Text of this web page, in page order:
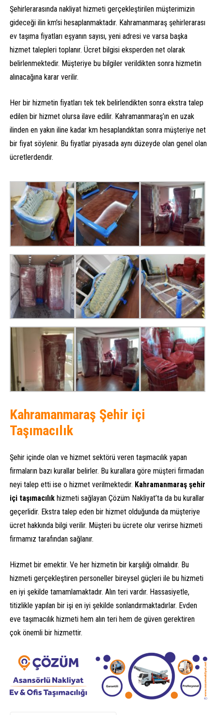
Şehirlerarasında nakliyat hizmeti gerçekleştirilen müşterimizin
gideceği ilin km’si hesaplanmaktadır. Kahramanmaraş şehirlerarası
ev taşıma fiyatları eşyanın sayısı, yeni adresi ve varsa başka
hizmet talepleri toplanır. Ücret bilgisi eksperden net olarak
belirlenmektedir. Müşteriye bu bilgiler verildikten sonra hizmetin
alınacağına karar verilir.
Her bir hizmetin fiyatları tek tek belirlendikten sonra ekstra talep
edilen bir hizmet olursa ilave edilir. Kahramanmaraş’ın en uzak
ilinden en yakın iline kadar km hesaplandıktan sonra müşteriye net
bir fiyat söylenir. Bu fiyatlar piyasada aynı düzeyde olan genel olan
ücretlerdendir.
Kahramanmaraş Şehir içi
Taşımacılık
Şehir içinde olan ve hizmet sektörü veren taşımacılık yapan
firmaların bazı kurallar belirler. Bu kurallara göre müşteri firmadan
neyi talep etti ise o hizmet verilmektedir. Kahramanmaraş şehir
içi taşımacılık hizmeti sağlayan Çözüm Nakliyat’ta da bu kurallar
geçerlidir. Ekstra talep eden bir hizmet olduğunda da müşteriye
ücret hakkında bilgi verilir. Müşteri bu ücrete olur verirse hizmeti
firmamız tarafından sağlanır.
Hizmet bir emektir. Ve her hizmetin bir karşılığı olmalıdır. Bu
hizmeti gerçekleştiren personeller bireysel güçleri ile bu hizmeti
en iyi şekilde tamamlamaktadır. Alın teri vardır. Hassasiyetle,
titizlikle yapılan bir işi en iyi şekilde sonlandırmaktadırlar. Evden
eve taşımacılık hizmeti hem alın teri hem de güven gerektiren
çok önemli bir hizmettir.